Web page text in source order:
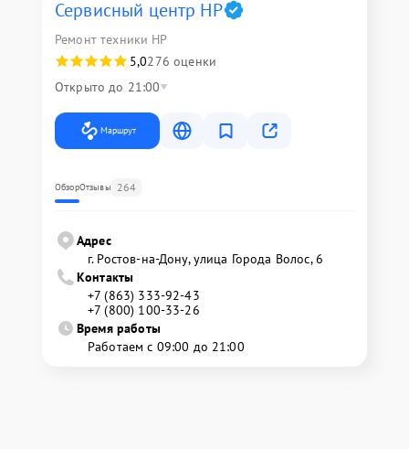
Сервисный центр HP
Ремонт техники HP
5,0276 оценки
Открыто до 21:00
Маршрут
ОбзорОтзывы 264
Адрес
г. Ростов-на-Дону, улица Города Волос, 6
Контакты
+7 (863) 333-92-43
+7 (800) 100-33-26
Время работы
Работаем с 09:00 до 21:00